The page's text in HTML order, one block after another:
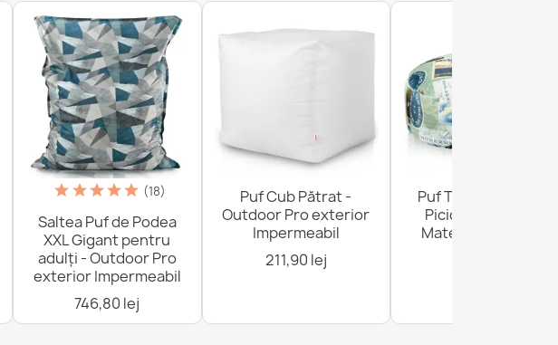
(18)
Saltea Puf de Podea
XXL Gigant pentru
adulți - Outdoor Pro
exterior Impermeabil
746,80 lej
Puf Cub Pătrat -
Outdoor Pro exterior
Impermeabil
211,90 lej
Puf Taburet Suport
Picioare Rotund -
Material Imprimeu